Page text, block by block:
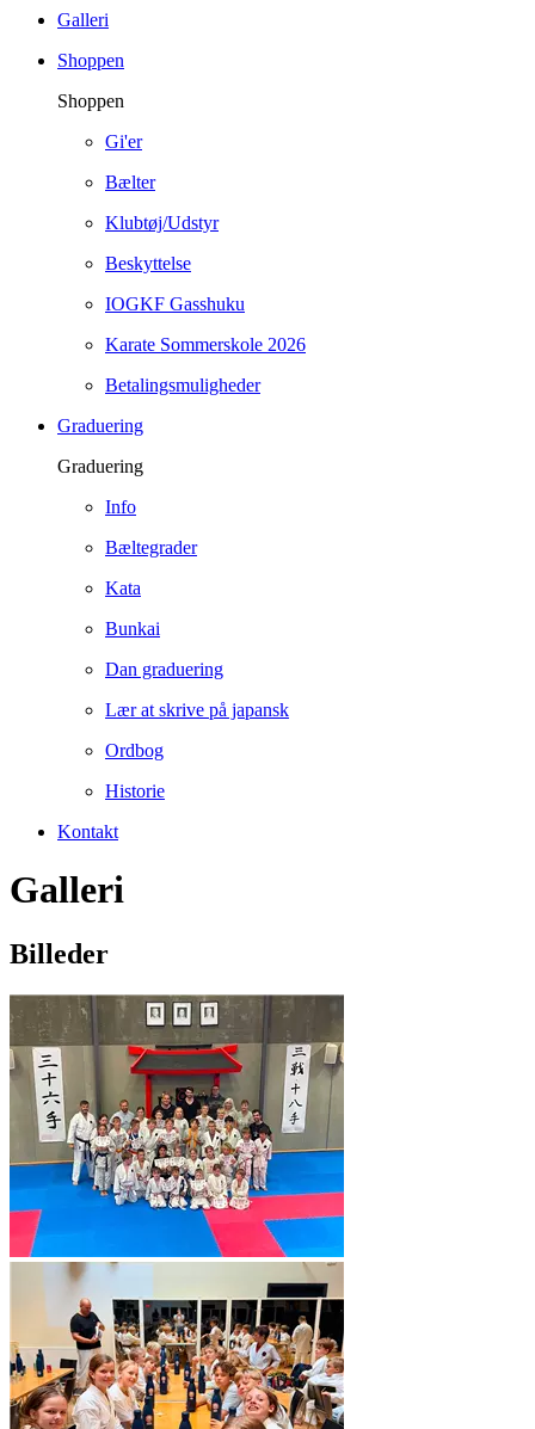
Galleri
Shoppen
Shoppen
Gi'er
Bælter
Klubtøj/Udstyr
Beskyttelse
IOGKF Gasshuku
Karate Sommerskole 2026
Betalingsmuligheder
Graduering
Graduering
Info
Bæltegrader
Kata
Bunkai
Dan graduering
Lær at skrive på japansk
Ordbog
Historie
Kontakt
Galleri
Billeder